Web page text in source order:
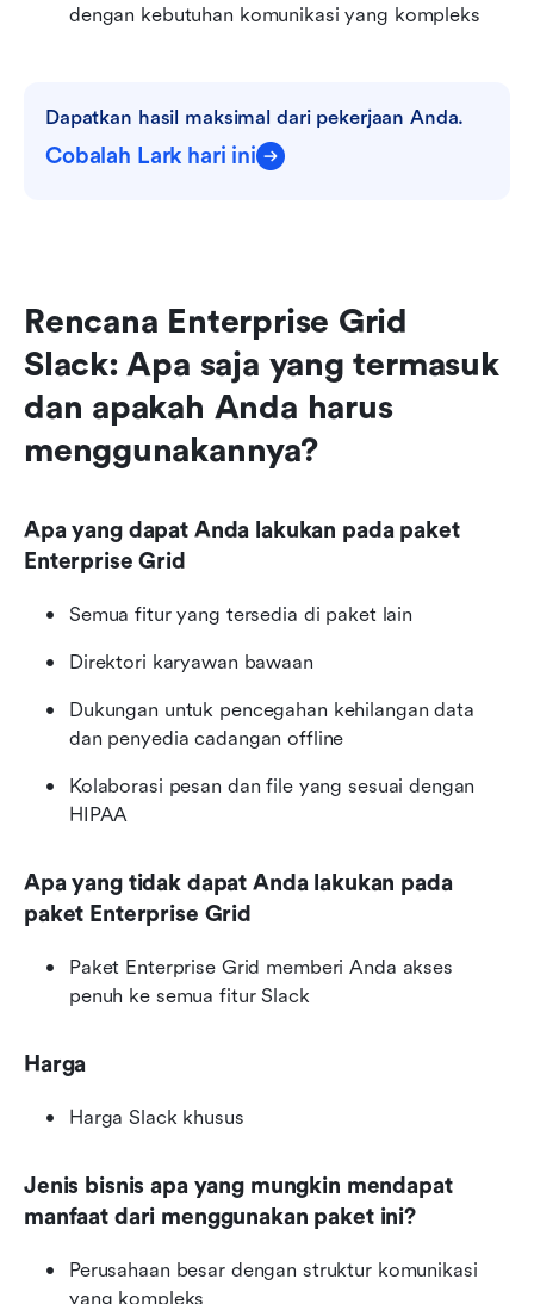
dengan kebutuhan komunikasi yang kompleks
Dapatkan hasil maksimal dari pekerjaan Anda.
Cobalah Lark hari ini
Rencana Enterprise Grid
Slack: Apa saja yang termasuk
dan apakah Anda harus
menggunakannya?
Apa yang dapat Anda lakukan pada paket
Enterprise Grid
Semua fitur yang tersedia di paket lain
Direktori karyawan bawaan
Dukungan untuk pencegahan kehilangan data
dan penyedia cadangan offline
Kolaborasi pesan dan file yang sesuai dengan
HIPAA
Apa yang tidak dapat Anda lakukan pada
paket Enterprise Grid
Paket Enterprise Grid memberi Anda akses
penuh ke semua fitur Slack
Harga
Harga Slack khusus
Jenis bisnis apa yang mungkin mendapat
manfaat dari menggunakan paket ini?
Perusahaan besar dengan struktur komunikasi
yang kompleks